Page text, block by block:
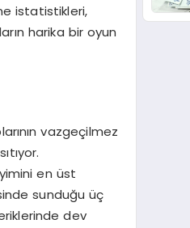
istatistikleri,
harika bir oyun
vazgeçilmez
en üst
sunduğu üç
dev